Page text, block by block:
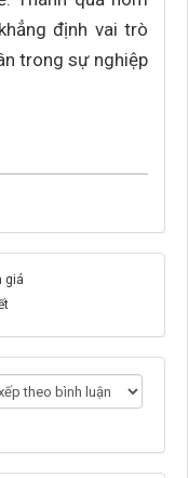
định vai trò
trong sự nghiệp
giá